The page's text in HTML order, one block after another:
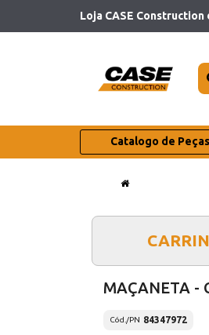
Loja CASE
Catalogo de Peças
MAÇANETA -
Cód./PN 84347972